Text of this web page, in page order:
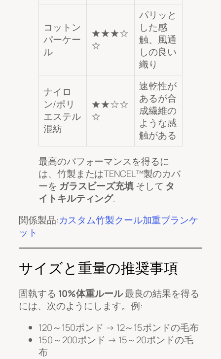
コットン
パーケー
ル
★★★☆
☆
パリッと
した感
触、風通
しの良い
織り
ナイロ
ン/ポリ
エステル
混紡
★★☆☆
☆
速乾性が
あるが合
成繊維の
ような感
触がある
最高のパフォーマンスを得るに
は、竹製またはTENCEL™製のカバ
ーを ガラスビーズ充填そして タ
イトキルティング.
関係製品:カスタム竹製クール加重ブランケ
ット
サイズと重量の推奨事項
固執する 10%体重ルール最良の結果を得る
には、次のようにします。例:
120～150ポンド → 12～15ポンドの毛布
150～200ポンド → 15～20ポンドの毛
布